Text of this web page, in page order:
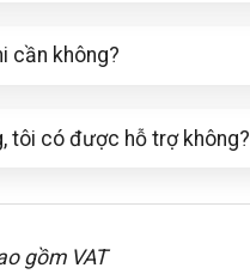
cần không?
tôi có được hỗ trợ không?
gồm VAT